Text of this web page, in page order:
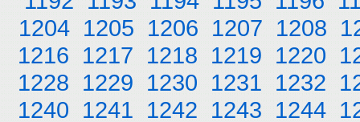
1204 1205 1206 1207 1208
1216 1217 1218 1219 1220
1228 1229 1230 1231 1232
1240 1241 1242 1243 1244